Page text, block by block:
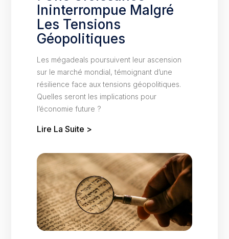
Ininterrompue Malgré
Les Tensions
Géopolitiques
Les mégadeals poursuivent leur ascension
sur le marché mondial, témoignant d’une
résilience face aux tensions géopolitiques.
Quelles seront les implications pour
l’économie future ?
Lire La Suite >